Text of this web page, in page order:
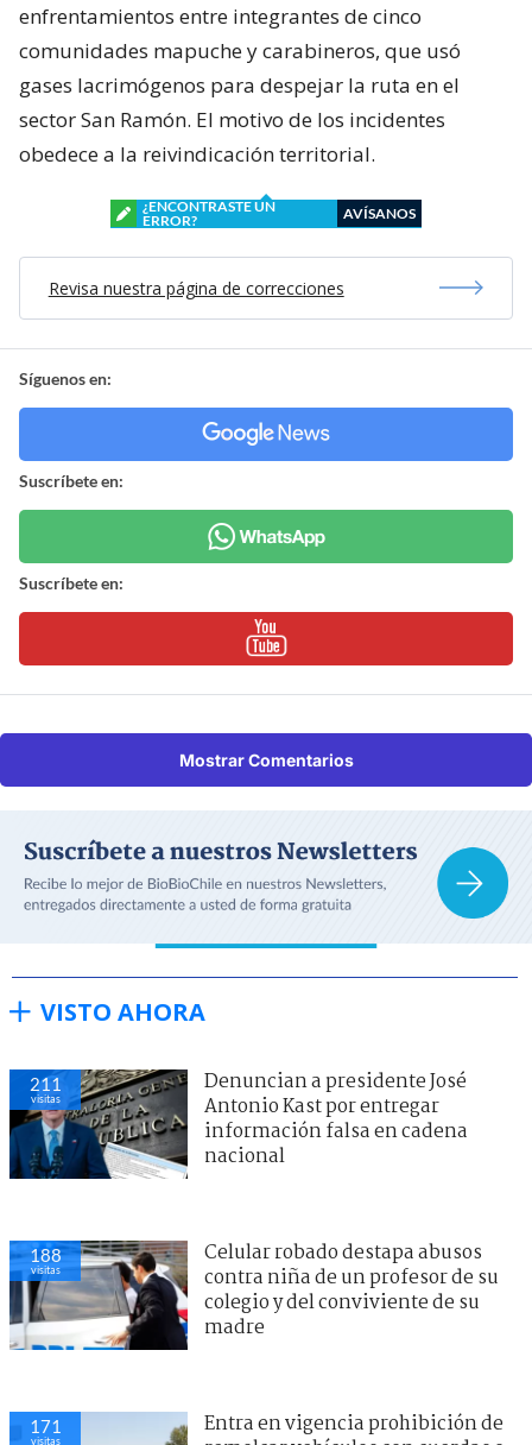
enfrentamientos entre integrantes de cinco
comunidades mapuche y carabineros, que usó
gases lacrimógenos para despejar la ruta en el
sector San Ramón. El motivo de los incidentes
obedece a la reivindicación territorial.
¿ENCONTRASTE UN
ERROR?
AVÍSANOS
Revisa nuestra página de correcciones
Síguenos en:
Suscríbete en:
Suscríbete en:
Mostrar Comentarios
VISTO AHORA
211
visitas
Denuncian a presidente José
Antonio Kast por entregar
información falsa en cadena
nacional
188
visitas
Celular robado destapa abusos
contra niña de un profesor de su
colegio y del conviviente de su
madre
171
visitas
Entra en vigencia prohibición de